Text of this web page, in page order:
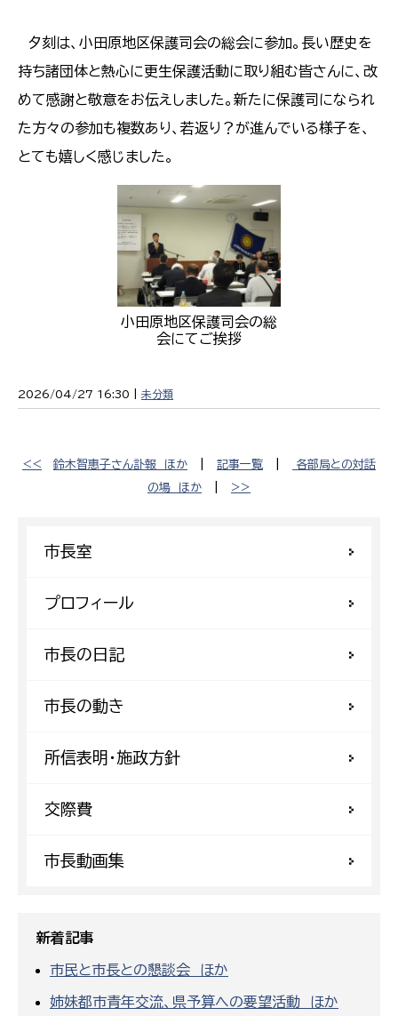
夕刻は、小田原地区保護司会の総会に参加。長い歴史を
持ち諸団体と熱心に更生保護活動に取り組む皆さんに、改
めて感謝と敬意をお伝えしました。新たに保護司になられ
た方々の参加も複数あり、若返り？が進んでいる様子を、
とても嬉しく感じました。
小田原地区保護司会の総
会にてご挨拶
2026/04/27 16:30 | 未分類
<< 鈴木智惠子さん訃報 ほか 記事一覧
各部局との対話
の場 ほか
>>
市長室
プロフィール
市長の日記
市長の動き
所信表明・施政方針
交際費
市長動画集
新着記事
市民と市長との懇談会 ほか
姉妹都市青年交流、県予算への要望活動 ほか